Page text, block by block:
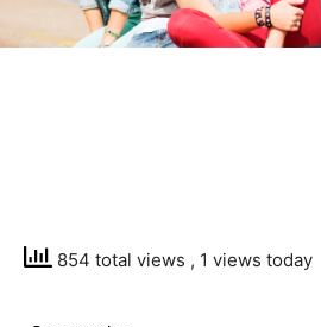
854 total views , 1 views today